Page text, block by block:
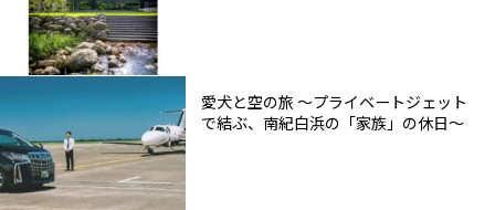
愛犬と空の旅 ～プライベートジェット
で結ぶ、南紀白浜の「家族」の休日～